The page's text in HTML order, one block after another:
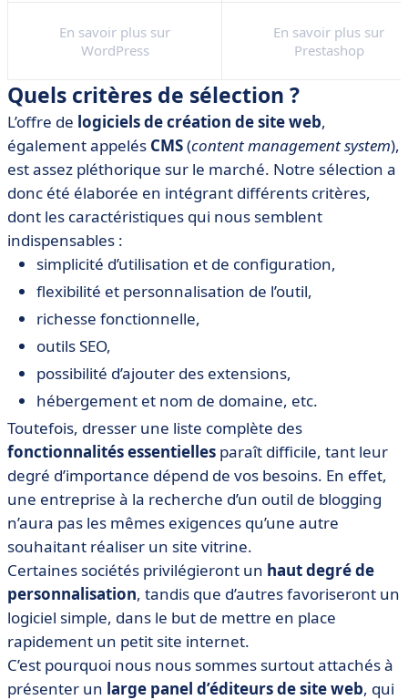
En savoir plus sur
WordPress
En savoir plus sur
Prestashop
Quels critères de sélection ?
L’offre de logiciels de création de site web,
également appelés CMS(content management system),
est assez pléthorique sur le marché. Notre sélection a
donc été élaborée en intégrant différents critères,
dont les caractéristiques qui nous semblent
indispensables :
simplicité d’utilisation et de configuration,
flexibilité et personnalisation de l’outil,
richesse fonctionnelle,
outils SEO,
possibilité d’ajouter des extensions,
hébergement et nom de domaine, etc.
Toutefois, dresser une liste complète des
fonctionnalités essentielles paraît difficile, tant leur
degré d’importance dépend de vos besoins. En effet,
une entreprise à la recherche d’un outil de blogging
n’aura pas les mêmes exigences qu’une autre
souhaitant réaliser un site vitrine.
Certaines sociétés privilégieront un haut degré de
personnalisation, tandis que d’autres favoriseront un
logiciel simple, dans le but de mettre en place
rapidement un petit site internet.
C’est pourquoi nous nous sommes surtout attachés à
présenter un large panel d’éditeurs de site web, qui